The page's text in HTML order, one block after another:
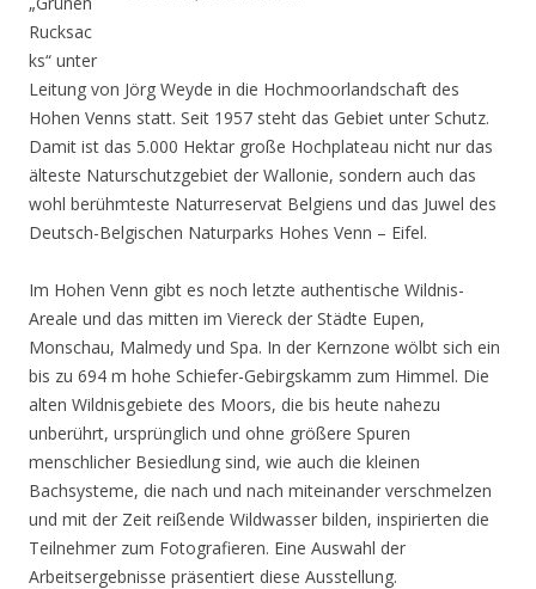
Rucksac
ks“ unter
Leitung von Jörg Weyde in die Hochmoorlandschaft des
Hohen Venns statt. Seit 1957 steht das Gebiet unter Schutz.
Damit ist das 5.000 Hektar große Hochplateau nicht nur das
älteste Naturschutzgebiet der Wallonie, sondern auch das
wohl berühmteste Naturreservat Belgiens und das Juwel des
Deutsch-Belgischen Naturparks Hohes Venn – Eifel.
Im Hohen Venn gibt es noch letzte authentische Wildnis-
Areale und das mitten im Viereck der Städte Eupen,
Monschau, Malmedy und Spa. In der Kernzone wölbt sich ein
bis zu 694 m hohe Schiefer-Gebirgskamm zum Himmel. Die
alten Wildnisgebiete des Moors, die bis heute nahezu
unberührt, ursprünglich und ohne größere Spuren
menschlicher Besiedlung sind, wie auch die kleinen
Bachsysteme, die nach und nach miteinander verschmelzen
und mit der Zeit reißende Wildwasser bilden, inspirierten die
Teilnehmer zum Fotografieren. Eine Auswahl der
Arbeitsergebnisse präsentiert diese Ausstellung.